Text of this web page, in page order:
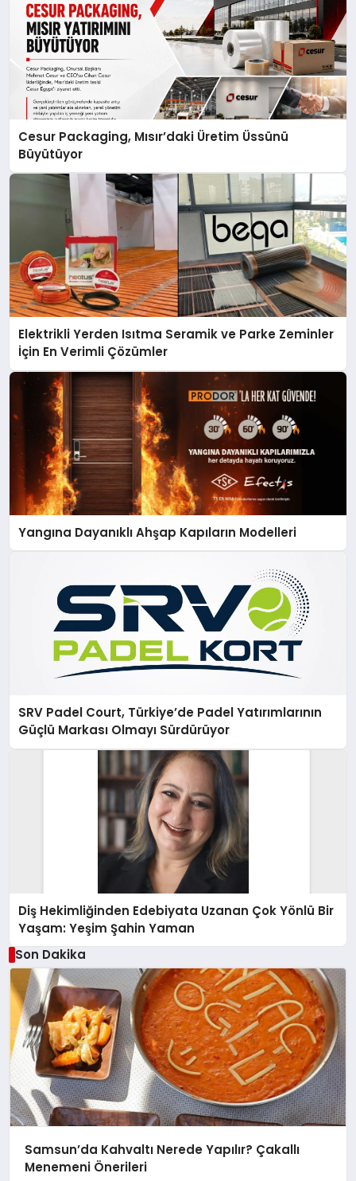
Cesur Packaging, Mısır’daki Üretim Üssünü
Büyütüyor
Elektrikli Yerden Isıtma Seramik ve Parke Zeminler
İçin En Verimli Çözümler
Yangına Dayanıklı Ahşap Kapıların Modelleri
SRV Padel Court, Türkiye’de Padel Yatırımlarının
Güçlü Markası Olmayı Sürdürüyor
Diş Hekimliğinden Edebiyata Uzanan Çok Yönlü Bir
Yaşam: Yeşim Şahin Yaman
Son Dakika
Samsun’da Kahvaltı Nerede Yapılır? Çakallı
Menemeni Önerileri